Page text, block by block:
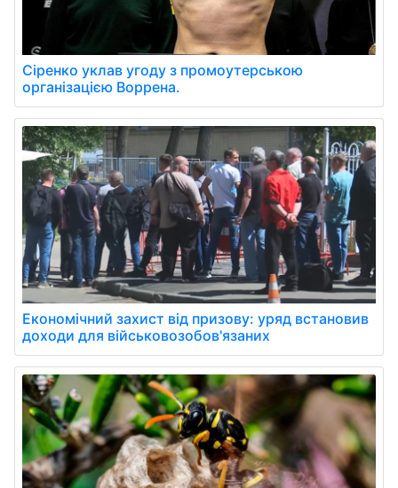
Сіренко уклав угоду з промоутерською
організацією Воррена.
Економічний захист від призову: уряд встановив
доходи для військовозобов'язаних